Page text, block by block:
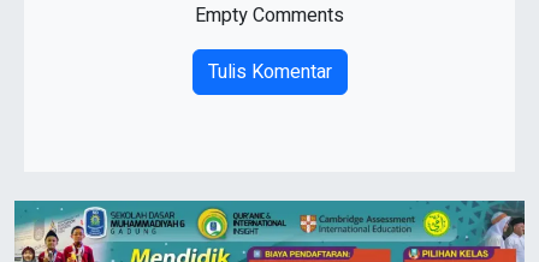
Empty Comments
Tulis Komentar